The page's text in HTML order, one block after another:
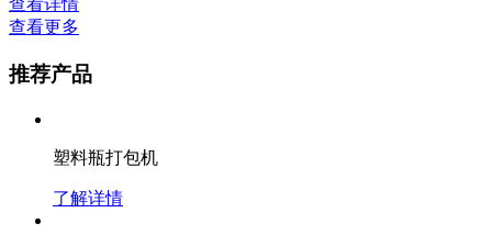
查看详情
查看更多
推荐产品
塑料瓶打包机
了解详情